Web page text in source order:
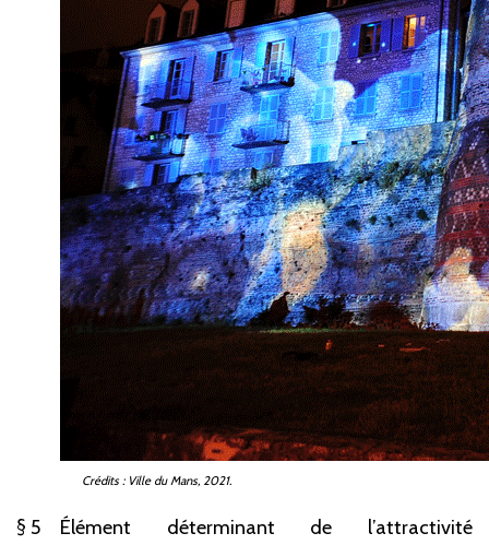
Crédits : Ville du Mans, 2021.
5
Élément déterminant de l’attractivité